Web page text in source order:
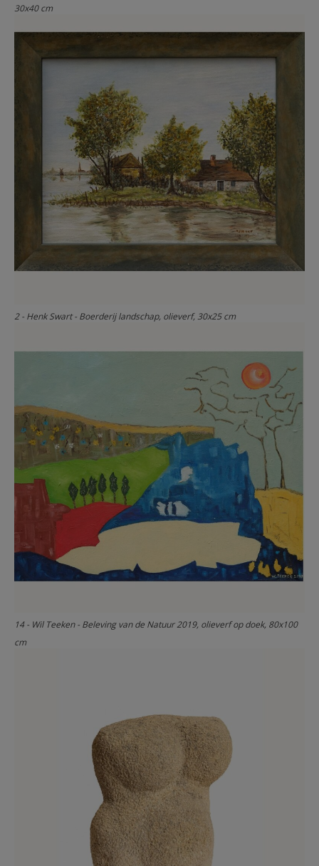
30x40 cm
2 - Henk Swart - Boerderij landschap, olieverf, 30x25 cm
14 - Wil Teeken - Beleving van de Natuur 2019, olieverf op doek, 80x100
cm